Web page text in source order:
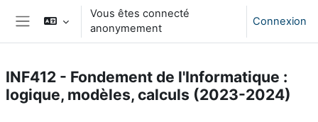
Passer au contenu principal
Panneau latéral
Vous êtes connecté
anonymement
Connexion
INF412 - Fondement de l'Informatique :
logique, modèles, calculs (2023-2024)